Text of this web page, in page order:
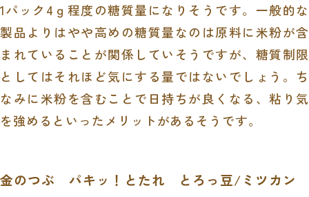
1パック4ｇ程度の糖質量になりそうです。一般的な
製品よりはやや高めの糖質量なのは原料に米粉が含
まれていることが関係していそうですが、糖質制限
としてはそれほど気にする量ではないでしょう。ち
なみに米粉を含むことで日持ちが良くなる、粘り気
を強めるといったメリットがあるそうです。
金のつぶ パキッ！とたれ とろっ豆/ミツカン